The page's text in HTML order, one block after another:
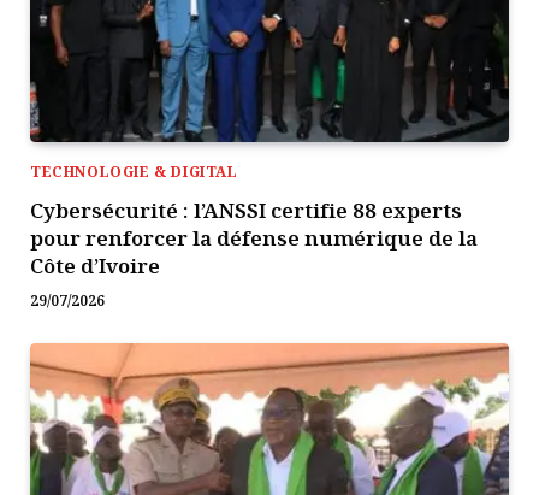
TECHNOLOGIE & DIGITAL
Cybersécurité : l’ANSSI certifie 88 experts
pour renforcer la défense numérique de la
Côte d’Ivoire
29/07/2026